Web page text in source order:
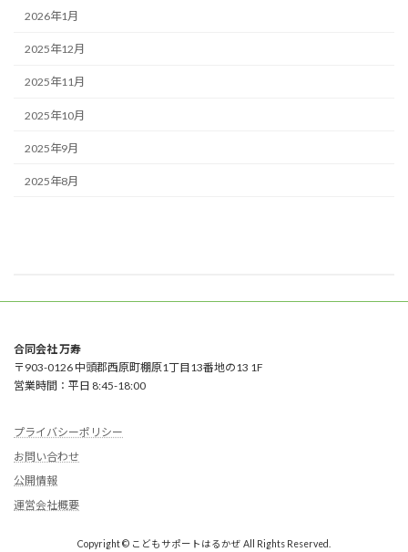
2026年1月
2025年12月
2025年11月
2025年10月
2025年9月
2025年8月
合同会社 万寿
〒903-0126 中頭郡西原町棚原1丁目13番地の13 1F
営業時間：平日 8:45-18:00
プライバシーポリシー
お問い合わせ
公開情報
運営会社概要
Copyright © こどもサポートはるかぜ All Rights Reserved.